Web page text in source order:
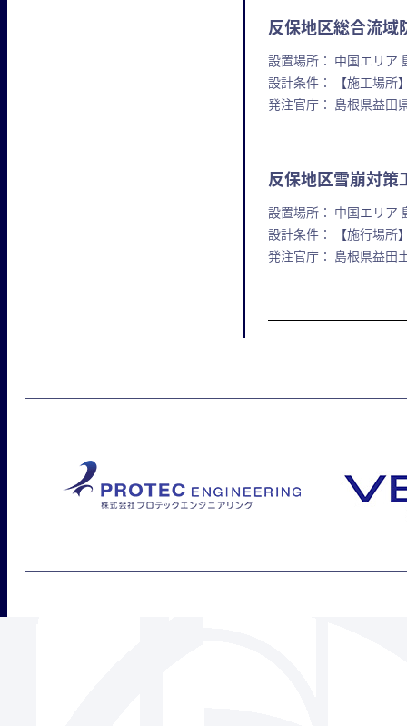
反保地区総合流域
設置場所： 中国エリア
設計条件： 【施工場所
発注官庁： 島根県益田
反保地区雪崩対策
設置場所： 中国エリア
設計条件： 【施行場所
発注官庁： 島根県益田